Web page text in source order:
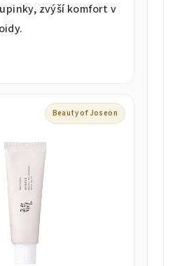
zvýší komfort v
Beauty of Joseon